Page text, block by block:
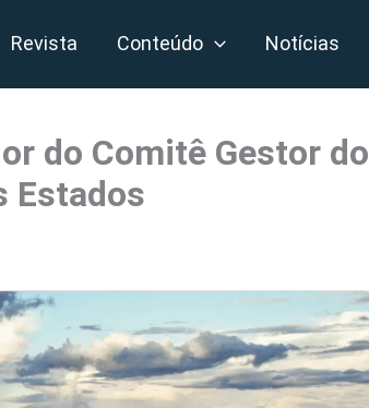
Revista Conteúdo Notícias
do Comitê Gestor do
Estados